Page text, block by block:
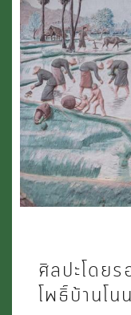
ศิลปะโดย
โพธิ์บ้านโ